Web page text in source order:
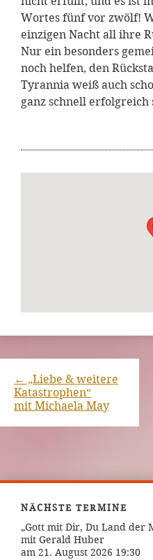
Wortes fünf vor zwölf!
einzigen Nacht all ihre
Nur ein besonders
noch helfen, den
Tyrannia weiß auch
ganz schnell erfolgreich
← „Liebe & weitere
Katastrophen“
mit Michaela May
NÄCHSTE TERMINE
„Gott mit Dir, Du Land der
mit Gerald Huber
am 21. August 2026 19:30